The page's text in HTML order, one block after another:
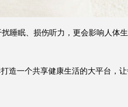
睡眠、损伤听力，更会影响人体
造一个共享健康生活的大平台，